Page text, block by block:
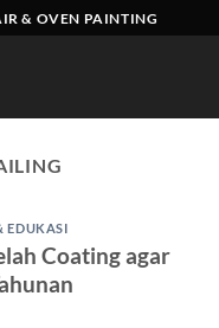
& OVEN PAINTING
EDUKASI
Coating agar